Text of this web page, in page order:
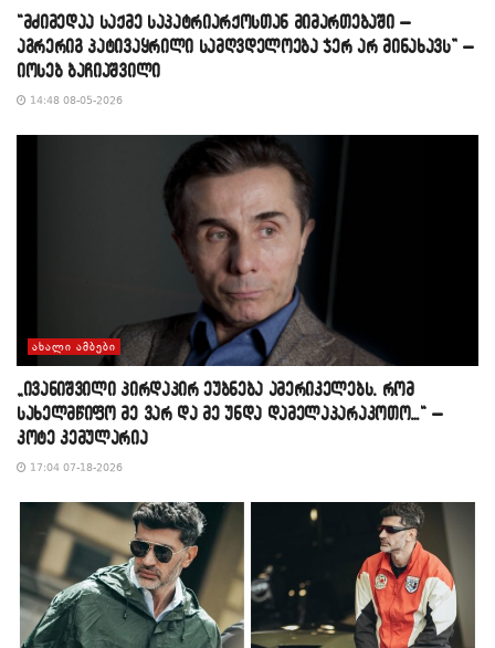
“მძიმედაა საქმე საპატრიარქოსთან მიმართებაში –
აგრერიგ პატივაყრილი სამღვდელოება ჯერ არ მინახავს” –
იოსებ ბაჩიაშვილი
14:48 08-05-2026
ᲐᲮᲐᲚᲘ ᲐᲛᲑᲔᲑᲘ
„ივანიშვილი პირდაპირ ეუბნება ამერიკელებს, რომ
სახელმწიფო მე ვარ და მე უნდა დამელაპარაკოთო…“ –
კოტე კემულარია
17:04 07-18-2026